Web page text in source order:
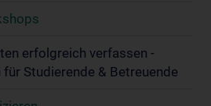
erfolgreich verfassen -
Studierende & Betreuende